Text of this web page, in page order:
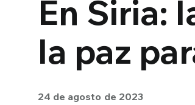
En Siria:
la paz
24 de agosto de 2023